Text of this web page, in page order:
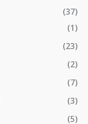
(37)
(1)
(23)
(2)
(7)
(3)
(5)